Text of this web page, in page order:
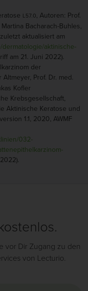
L57.0, Autoren: Prof.
Bacharach-Buhles,
aktualisiert am
aktinische-
am 21. Juni 2022).
der
Altmeyer, Prof. Dr. med.
Kofler
Krebsgesellschaft,
Aktinische Keratose und
1.1, 2020, AWMF
032-
vor Dir Zugang zu den
von Lecturio.